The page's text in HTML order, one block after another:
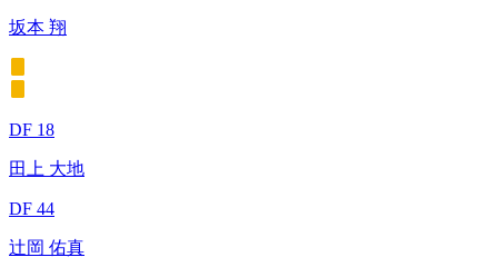
坂本 翔
DF 18
田上 大地
DF 44
辻岡 佑真